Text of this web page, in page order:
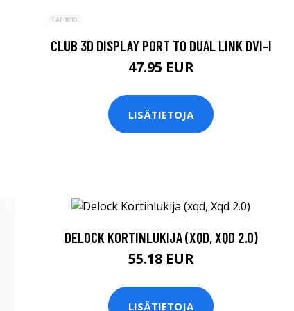
CLUB 3D DISPLAY PORT TO DUAL LINK DVI-I
47.95 EUR
LISÄTIETOJA
DELOCK KORTINLUKIJA (XQD, XQD 2.0)
55.18 EUR
LISÄTIETOJA